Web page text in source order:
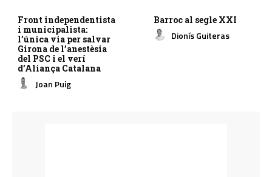
Front independentista
i municipalista:
l’única via per salvar
Girona de l’anestèsia
del PSC i el verí
d’Aliança Catalana
Joan Puig
Barroc al segle XXI
Dionís Guiteras